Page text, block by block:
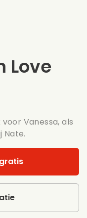
Love
Vanessa, als
Nate.